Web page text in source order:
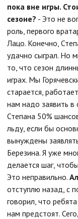
пока вне игры.
сезоне? - Это не
роль, первого
Лацо. Конечно,
удачно сыграл. Но
то, что сезон
играх. Мы
старается,
нам надо заявить
Степана 50%
льду, если бы
вынуждены
Березина. Я уже
делается шаг,
Это неправильно.
отступлю назад, с
говорил, что
нам предстоят.